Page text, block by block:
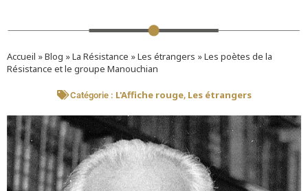
Accueil »Blog »La Résistance »Les étrangers »Les poètes de la
Résistance et le groupe Manouchian
Catégorie : L'Affiche rouge, Les étrangers